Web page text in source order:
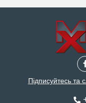
Підписуйтесь та